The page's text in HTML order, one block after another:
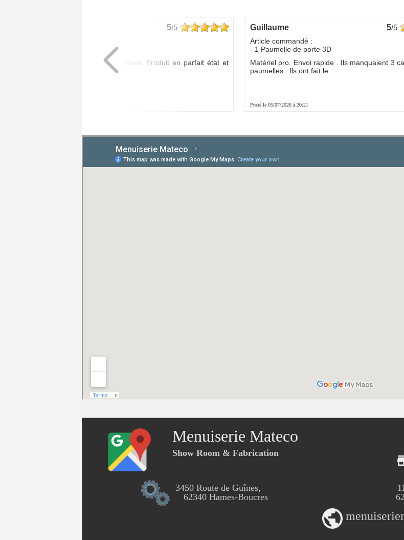
5/5
Livraison assurée dans les délais. Produit en parfait état et
guillaume 5/5
Posté le 05/07/2026 à 20:21
Article commandé :
- 1 Paumelle de porte 3D
Matériel pro. Envoi rapide . Ils manquaient 3
paumelles . Ils ont fait le...
Menuiserie Mateco
Show Room & Fabrication
3450 Route de Guînes,
62340 Hames-Boucres